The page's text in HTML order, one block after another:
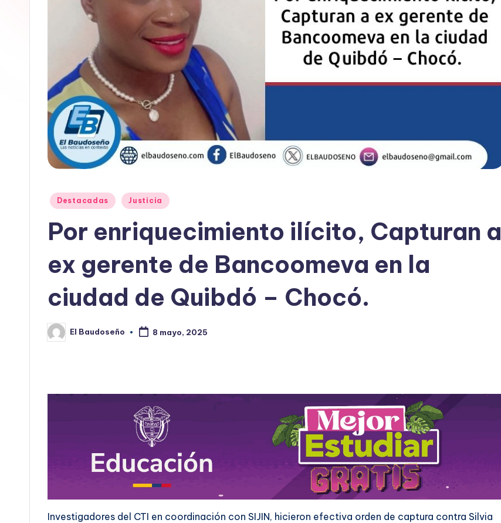
Publicado
Destacadas Justicia
Por enriquecimiento ilícito, Capturan a
ex gerente de Bancoomeva en la
ciudad de Quibdó – Chocó.
Publicado
por
El Baudoseño 8 mayo, 2025
Investigadores del CTI en coordinación con SIJIN, hicieron efectiva orden de captura contra Silvia